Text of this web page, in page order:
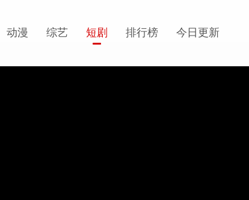
动漫 综艺 短剧 排行榜 今日更新